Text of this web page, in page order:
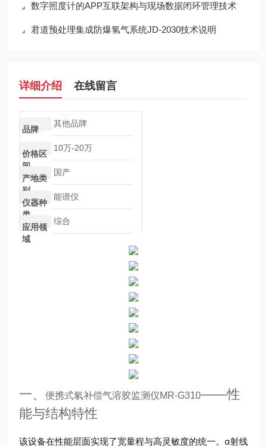
数字照度计的APP互联架构与现场数据闭环管理技术
君道预处理集成防爆氢气系统JD-2030技术说明
详细介绍 在线留言
品牌
其他品牌
价格区
间
10万-20万
产地类
别
国产
仪器种
类
能谱仪
应用领
域
综合
一、 便携式氡补偿气溶胶监测仪MR-G310——性
能与结构特性
该设备在性能层面实现了宽量程与高灵敏度的统一。α射线